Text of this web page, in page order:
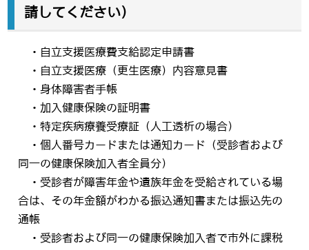
請してください）
・自立支援医療費支給認定申請書
・自立支援医療（更生医療）内容意見書
・身体障害者手帳
・加入健康保険の証明書
・特定疾病療養受療証（人工透析の場合）
・個人番号カードまたは通知カード（受診者および
同一の健康保険加入者全員分）
・受診者が障害年金や遺族年金を受給されている場
合は、その年金額がわかる振込通知書または振込先の
通帳
・受診者および同一の健康保険加入者で市外に課税